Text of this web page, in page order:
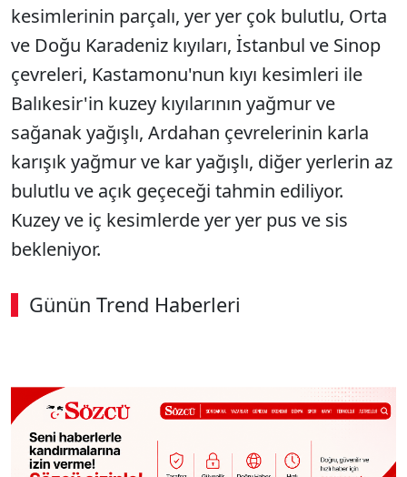
kesimlerinin parçalı, yer yer çok bulutlu, Orta
ve Doğu Karadeniz kıyıları, İstanbul ve Sinop
çevreleri, Kastamonu'nun kıyı kesimleri ile
Balıkesir'in kuzey kıyılarının yağmur ve
sağanak yağışlı, Ardahan çevrelerinin karla
karışık yağmur ve kar yağışlı, diğer yerlerin az
bulutlu ve açık geçeceği tahmin ediliyor.
Kuzey ve iç kesimlerde yer yer pus ve sis
bekleniyor.
Günün Trend Haberleri